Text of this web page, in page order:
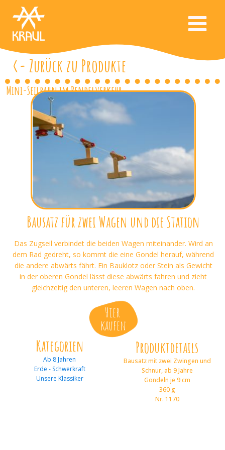
<- Zurück zu Produkte
Mini-Seilbahn im Pendelverkehr
Bausatz für zwei Wagen und die Station
Das Zugseil verbindet die beiden Wagen miteinander. Wird an
dem Rad gedreht, so kommt die eine Gondel herauf, während
die andere abwärts fährt. Ein Bauklotz oder Stein als Gewicht
in der oberen Gondel lässt diese abwärts fahren und zieht
gleichzeitig den unteren, leeren Wagen nach oben.
Hier
kaufen
Kategorien
Ab 8 Jahren
Erde - Schwerkraft
Unsere Klassiker
Produktdetails
Bausatz mit zwei Zwingen und
Schnur, ab 9 Jahre
Gondeln je 9 cm
360 g
Nr. 1170